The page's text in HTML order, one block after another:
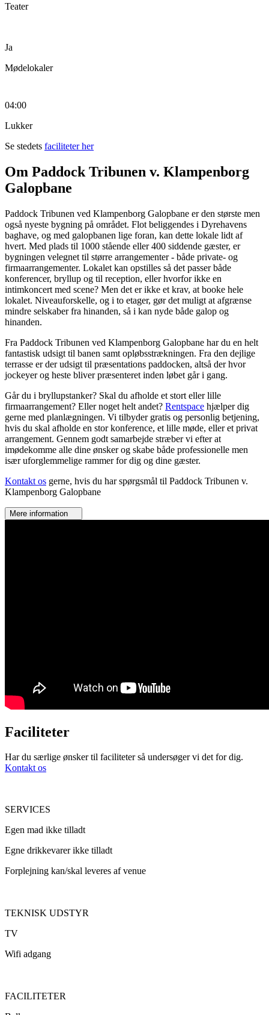
Teater
Ja
Mødelokaler
04:00
Lukker
Se stedets faciliteter her
Om Paddock Tribunen v. Klampenborg
Galopbane
Paddock Tribunen ved Klampenborg Galopbane er den største men
også nyeste bygning på området. Flot beliggendes i Dyrehavens
baghave, og med galopbanen lige foran, kan dette lokale lidt af
hvert. Med plads til 1000 stående eller 400 siddende gæster, er
bygningen velegnet til større arrangementer - både private- og
firmaarrangementer. Lokalet kan opstilles så det passer både
konferencer, bryllup og til reception, eller hvorfor ikke en
intimkoncert med scene? Men det er ikke et krav, at booke hele
lokalet. Niveauforskelle, og i to etager, gør det muligt at afgrænse
mindre selskaber fra hinanden, så i kan nyde både galop og
hinanden.
Fra Paddock Tribunen ved Klampenborg Galopbane har du en helt
fantastisk udsigt til banen samt opløbsstrækningen. Fra den dejlige
terrasse er der udsigt til præsentations paddocken, altså der hvor
jockeyer og heste bliver præsenteret inden løbet går i gang.
Går du i bryllupstanker? Skal du afholde et stort eller lille
firmaarrangement? Eller noget helt andet? Rentspace hjælper dig
gerne med planlægningen. Vi tilbyder gratis og personlig betjening,
hvis du skal afholde en stor konference, et lille møde, eller et privat
arrangement. Gennem godt samarbejde stræber vi efter at
imødekomme alle dine ønsker og skabe både professionelle men
især uforglemmelige rammer for dig og dine gæster.
Kontakt os gerne, hvis du har spørgsmål til Paddock Tribunen v.
Klampenborg Galopbane
Mere information
Faciliteter
Har du særlige ønsker til faciliteter så undersøger vi det for dig.
Kontakt os
SERVICES
Egen mad ikke tilladt
Egne drikkevarer ikke tilladt
Forplejning kan/skal leveres af venue
TEKNISK UDSTYR
TV
Wifi adgang
FACILITETER